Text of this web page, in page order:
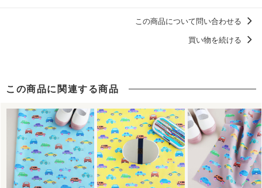
この商品について問い合わせる
買い物を続ける
この商品に関連する商品